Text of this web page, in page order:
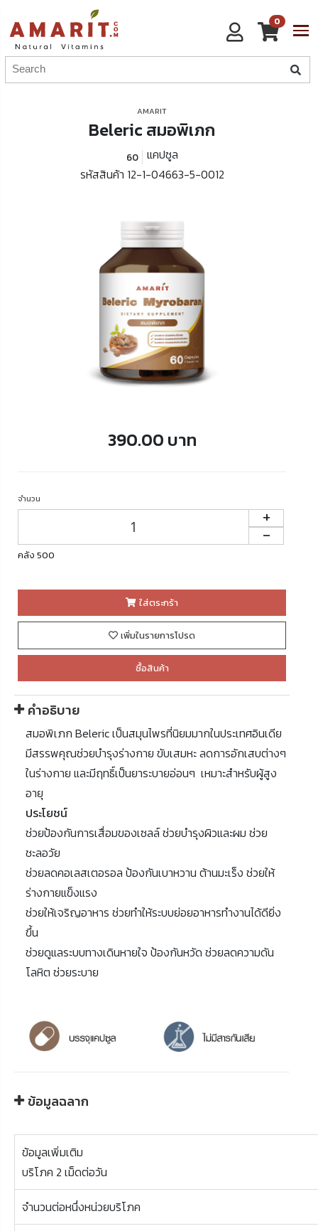
0
AMARIT
Beleric สมอพิเภก
60
แคปซูล
รหัสสินค้า 12-1-04663-5-0012
390.00 บาท
จำนวน
+
-
คลัง 500
ใส่ตระกร้า
เพิ่มในรายการโปรด
ซื้อสินค้า
คำอธิบาย
สมอพิเภก Beleric เป็นสมุนไพรที่นิยมมากในประเทศอินเดีย
มีสรรพคุณช่วยบำรุงร่างกาย ขับเสมหะ ลดการอักเสบต่างๆ
ในร่างกาย และมีฤทธิ์เป็นยาระบายอ่อนๆ เหมาะสำหรับผู้สูง
อายุ
ประโยชน์
ช่วยป้องกันการเสื่อมของเซลล์ ช่วยบำรุงผิวและผม ช่วย
ชะลอวัย
ช่วยลดคอเลสเตอรอล ป้องกันเบาหวาน ต้านมะเร็ง ช่วยให้
ร่างกายแข็งแรง
ช่วยให้เจริญอาหาร ช่วยทำให้ระบบย่อยอาหารทำงานได้ดียิ่ง
ขึ้น
ช่วยดูแลระบบทางเดินหายใจ ป้องกันหวัด ช่วยลดความดัน
โลหิต ช่วยระบาย
ข้อมูลฉลาก
ข้อมูลเพิ่มเติม
บริโภค 2 เม็ดต่อวัน
จำนวนต่อหนึ่งหน่วยบริโภค